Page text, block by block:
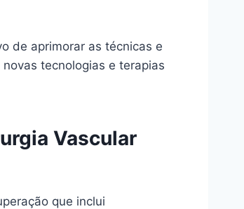
de aprimorar as técnicas e
tecnologias e terapias
Vascular
que inclui